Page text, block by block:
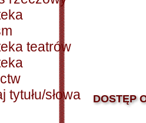
teatrów
tytułu/słowa
DOSTĘP